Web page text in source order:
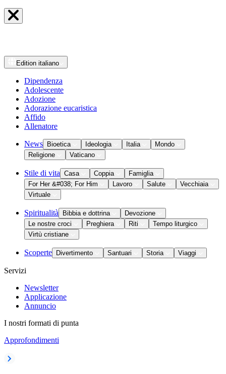
Edition italiano
Dipendenza
Adolescente
Adozione
Adorazione eucaristica
Affido
Allenatore
News Bioetica Ideologia Italia
Mondo
Religione
Vaticano
Stile di vita Casa Coppia
Famiglia
For Her &#038; For Him
Lavoro Salute
Vecchiaia
Virtuale
Spiritualità Bibbia e dottrina
Devozione
Le nostre croci
Preghiera Riti
Tempo liturgico
Virtù cristiane
Scoperte Divertimento Santuari Storia Viaggi
Servizi
Newsletter
Applicazione
Annuncio
I nostri formati di punta
Approfondimenti